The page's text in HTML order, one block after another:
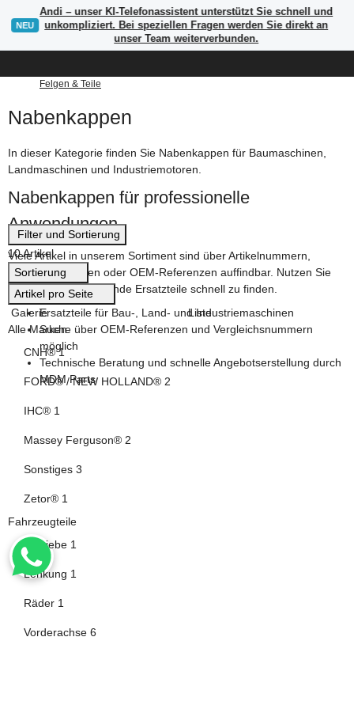
NEU
Andi – unser KI-Telefonassistent unterstützt Sie schnell und
unkompliziert. Bei speziellen Fragen werden Sie direkt an
unser Team weiterverbunden.
Felgen & Teile
Nabenkappen
In dieser Kategorie finden Sie Nabenkappen für Baumaschinen,
Landmaschinen und Industriemotoren.
Nabenkappen für professionelle
Anwendungen
Viele Artikel in unserem Sortiment sind über Artikelnummern,
Herstellerangaben oder OEM-Referenzen auffindbar. Nutzen Sie
die Suche, um passende Ersatzteile schnell zu finden.
Ersatzteile für Bau-, Land- und Industriemaschinen
Suche über OEM-Referenzen und Vergleichsnummern
möglich
Technische Beratung und schnelle Angebotserstellung durch
MDM Parts
Filter und Sortierung
10 Artikel
Sortierung
Artikel pro Seite
Galerie
Liste
Alle Marken
CNH® 1Artikel gefunden
FORD® / NEW HOLLAND® 2
IHC® 1
Massey Ferguson® 2
Sonstiges 3
Zetor® 1
Fahrzeugteile
Getriebe 1
Lenkung 1
Räder 1
Vorderachse 6